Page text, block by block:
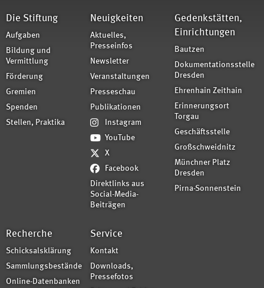
Die Stiftung
Aufgaben
Bildung und
Vermittlung
Förderung
Gremien
Spenden
Stellen, Praktika
Neuigkeiten
Aktuelles,
Presseinfos
Newsletter
Veranstaltungen
Presseschau
Publikationen
Instagram
YouTube
X
Facebook
Direktlinks aus
Social-Media-
Beiträgen
Gedenkstätten,
Einrichtungen
Bautzen
Dokumentationsstelle
Dresden
Ehrenhain Zeithain
Erinnerungsort
Torgau
Geschäftsstelle
Großschweidnitz
Münchner Platz
Dresden
Pirna-Sonnenstein
Recherche
Schicksalsklärung
Sammlungsbestände
Online-Datenbanken
Service
Kontakt
Downloads,
Pressefotos